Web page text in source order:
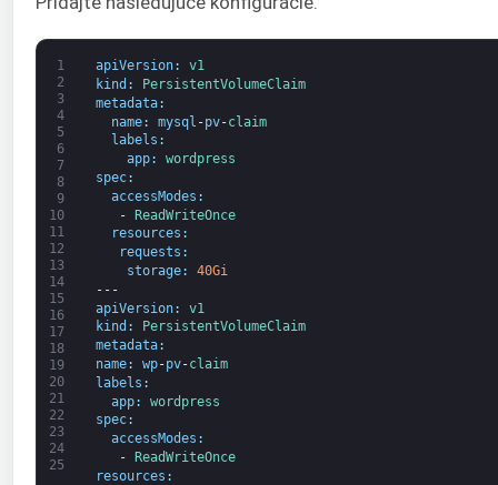
1
2
3
4
5
6
7
8
9
10
11
12
13
14
15
16
17
18
19
20
21
22
23
24
25
apiVersion:
v1
kind :
PersistentVolumeClaim
metadata:
name: mysql -pv-claim
labels :
app:
wordpress
spec:
accessModes :
- ReadWriteOnce
resources :
requests :
storage:
40Gi
---
apiVersion:
v1
kind :
PersistentVolumeClaim
metadata:
name: wp-pv-claim
labels :
app:
wordpress
spec:
accessModes :
-
ReadWriteOnce
resources :